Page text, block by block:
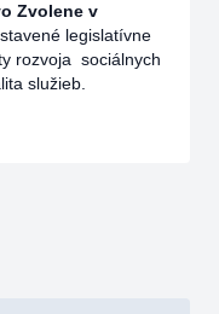
Zvolene v
legislatívne
rozvoja sociálnych
služieb.